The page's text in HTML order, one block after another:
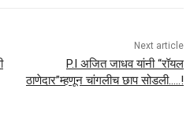
Next article
P.I अजित जाधव यांनी “रॉयल
ठाणेदार”म्हणून चांगलीच छाप सोडली…..!